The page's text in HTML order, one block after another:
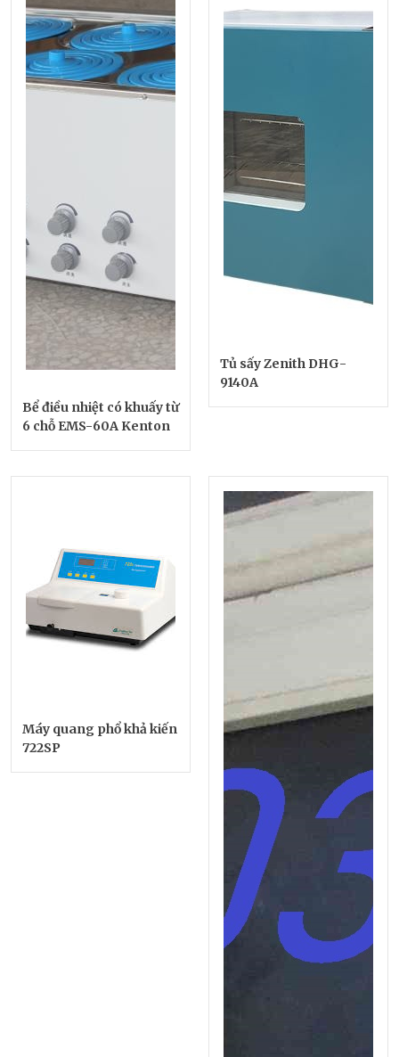
Bể điều nhiệt có khuấy từ
6 chỗ EMS-60A Kenton
Tủ sấy Zenith DHG-
9140A
Máy quang phổ khả kiến
722SP